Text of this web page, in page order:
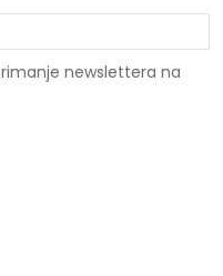
newslettera na